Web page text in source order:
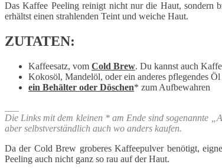
Das Kaffee Peeling reinigt nicht nur die Haut, sondern
erhältst einen strahlenden Teint und weiche Haut.
ZUTATEN:
Kaffeesatz, vom Cold Brew. Du kannst auch
Kokosöl, Mandelöl, oder ein anderes pflegendes Öl
ein Behälter oder Döschen* zum Aufbewahren
Die Links mit dem kleinen * am Ende sind sogenannte
aber selbstverständlich auch wo anders kaufen.
Da der Cold Brew groberes Kaffeepulver benötigt,
Peeling auch nicht ganz so rau auf der Haut.